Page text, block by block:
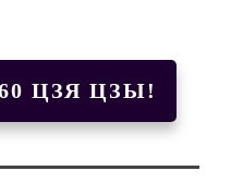
ЦЗЯ ЦЗЫ!